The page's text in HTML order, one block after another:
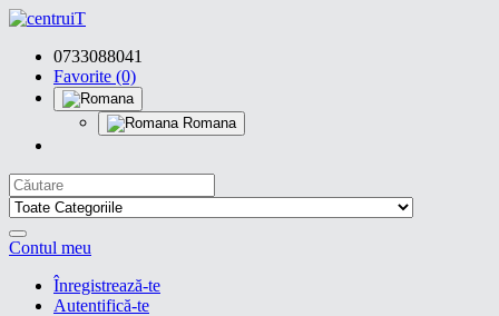
0733088041
Favorite (0)
Romana
Contul meu
Înregistrează-te
Autentifică-te